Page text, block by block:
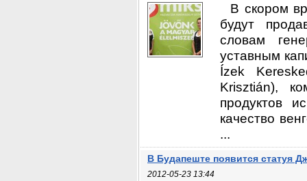
В скором
будут
словам
уставным
Ízek
Krisztián),
продуктов
качество
...
В Будапеште появится статуя
2012-05-23 13:44